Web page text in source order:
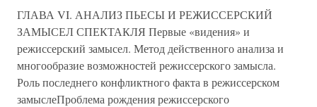
ГЛАВА VI. АНАЛИЗ ПЬЕСЫ И РЕЖИССЕРСКИЙ
ЗАМЫСЕЛ СПЕКТАКЛЯ Первые «видения» и
режиссерский замысел. Метод действенного анализа и
многообразие возможностей режиссерского замысла.
Роль последнего конфликтного факта в режиссерском
замыслеПроблема рождения режиссерского